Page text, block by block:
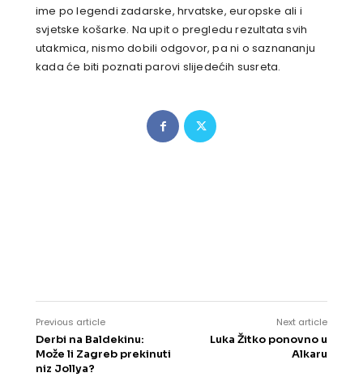
ime po legendi zadarske, hrvatske, europske ali i
svjetske košarke. Na upit o pregledu rezultata svih
utakmica, nismo dobili odgovor, pa ni o saznananju
kada će biti poznati parovi slijedećih susreta.
Previous article
Derbi na Baldekinu:
Može li Zagreb prekinuti
niz Jollya?
Next article
Luka Žitko ponovno u
Alkaru